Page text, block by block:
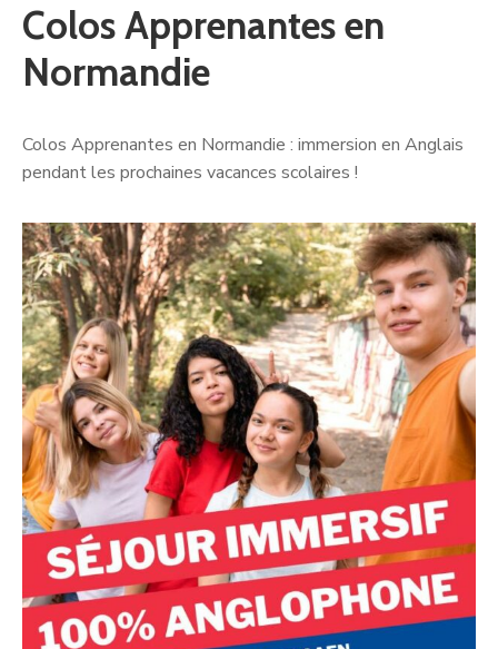
Colos Apprenantes en
Normandie
Colos Apprenantes en Normandie : immersion en Anglais
pendant les prochaines vacances scolaires !